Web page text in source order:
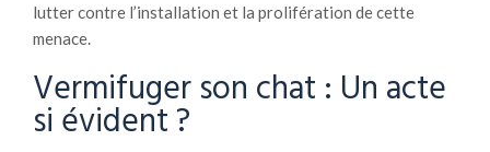
lutter contre l’installation et la prolifération de cette
menace.
Vermifuger son chat : Un acte
si évident ?